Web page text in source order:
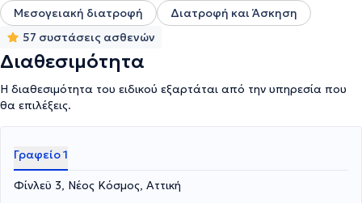
Μεσογειακή διατροφή
Διατροφή και Άσκηση
57 συστάσεις ασθενών
Διαθεσιμότητα
Η διαθεσιμότητα του ειδικού εξαρτάται από την υπηρεσία που
θα επιλέξεις.
Γραφείο 1
Φίνλεϋ 3, Νέος Κόσμος, Αττική